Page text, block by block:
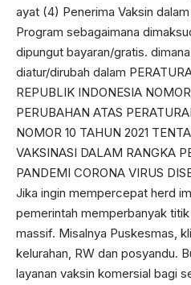
ayat (4) Penerima Vaksin
Program sebagaimana
dipungut bayaran/gratis.
diatur/dirubah dalam
REPUBLIK INDONESIA
PERUBAHAN ATAS
NOMOR 10 TAHUN 2021
VAKSINASI DALAM RANGKA
PANDEMI CORONA VIRUS
Jika ingin mempercepat herd
pemerintah memperbanyak
massif. Misalnya Puskesmas,
kelurahan, RW dan posyandu.
layanan vaksin komersial bagi